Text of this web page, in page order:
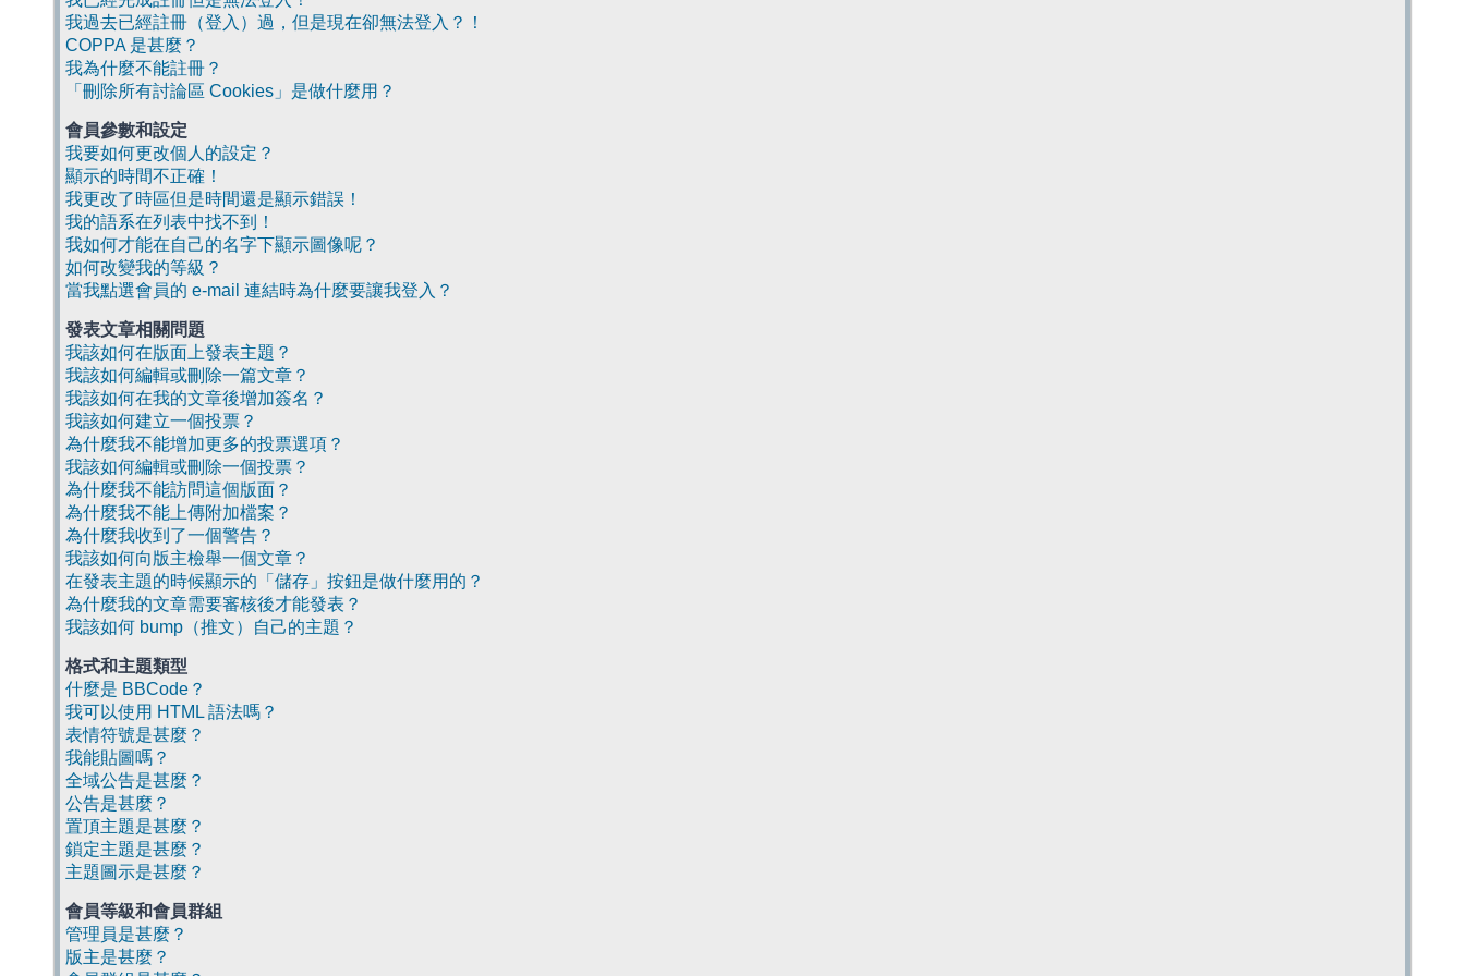
我過去已經註冊（登入）過，但是現在卻無法登入？！
COPPA 是甚麼？
我為什麼不能註冊？
「刪除所有討論區 Cookies」是做什麼用？
會員參數和設定
我要如何更改個人的設定？
顯示的時間不正確！
我更改了時區但是時間還是顯示錯誤！
我的語系在列表中找不到！
我如何才能在自己的名字下顯示圖像呢？
如何改變我的等級？
當我點選會員的 e-mail 連結時為什麼要讓我登入？
發表文章相關問題
我該如何在版面上發表主題？
我該如何編輯或刪除一篇文章？
我該如何在我的文章後增加簽名？
我該如何建立一個投票？
為什麼我不能增加更多的投票選項？
我該如何編輯或刪除一個投票？
為什麼我不能訪問這個版面？
為什麼我不能上傳附加檔案？
為什麼我收到了一個警告？
我該如何向版主檢舉一個文章？
在發表主題的時候顯示的「儲存」按鈕是做什麼用的？
為什麼我的文章需要審核後才能發表？
我該如何 bump（推文）自己的主題？
格式和主題類型
什麼是 BBCode？
我可以使用 HTML 語法嗎？
表情符號是甚麼？
我能貼圖嗎？
全域公告是甚麼？
公告是甚麼？
置頂主題是甚麼？
鎖定主題是甚麼？
主題圖示是甚麼？
會員等級和會員群組
管理員是甚麼？
版主是甚麼？